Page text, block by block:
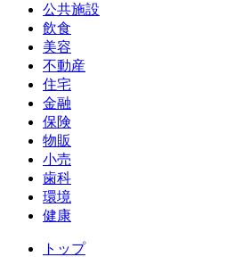
公共施設
飲食
美容
不動産
住宅
金融
保険
物販
小売
歯科
環境
健康
トップ